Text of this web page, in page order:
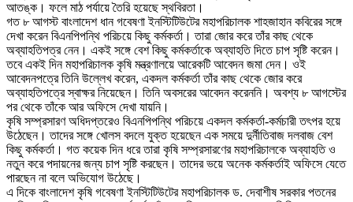
আতঙ্ক। ফলে মাঠ পর্যায়ে তৈরি হয়েছে স্থবিরতা।
গত ৮ আগস্ট বাংলাদেশ ধান গবেষণা ইনস্টিটিউটের মহাপরিচালক শাহজাহান কবিরের সঙ্গে
দেখা করেন বিএনপিপন্থি পরিচয়ে কিছু কর্মকর্তা। তারা জোর করে তাঁর কাছ থেকে
অব্যাহতিপত্র নেন। একই সঙ্গে বেশ কিছু কর্মকর্তাকে অব্যাহতি দিতে চাপ সৃষ্টি করেন।
তবে একই দিন মহাপরিচালক কৃষি মন্ত্রণালয়ে আরেকটি আবেদন জমা দেন। ওই
আবেদনপত্রে তিনি উল্লেখ করেন, একদল কর্মকর্তা তাঁর কাছ থেকে জোর করে
অব্যাহতিপত্রে স্বাক্ষর নিয়েছেন। তিনি অবসরের আবেদন করেননি। অবশ্য ৮ আগস্টের
পর থেকে তাঁকে আর অফিসে দেখা যায়নি।
কৃষি সম্প্রসারণ অধিদপ্তরেও বিএনপিপন্থি পরিচয়ে একদল কর্মকর্তা-কর্মচারী তৎপর হয়ে
উঠেছেন। তাদের সঙ্গে খোলস বদলে যুক্ত হয়েছেন এক সময়ে দুর্নীতিবাজ দলবাজ বেশ
কিছু কর্মকর্তা। গত কয়েক দিন ধরে তারা কৃষি সম্প্রসারণের মহাপরিচালকে অব্যাহতি ও
নতুন করে পদায়নের জন্য চাপ সৃষ্টি করছেন। তাদের ভয়ে অনেক কর্মকর্তাই অফিসে যেতে
পারছেন না বলে অভিযোগ উঠেছে।
এ দিকে বাংলাদেশ কৃষি গবেষণা ইনস্টিটিউটের মহাপরিচালক ড. দেবাশীষ সরকার পতনের